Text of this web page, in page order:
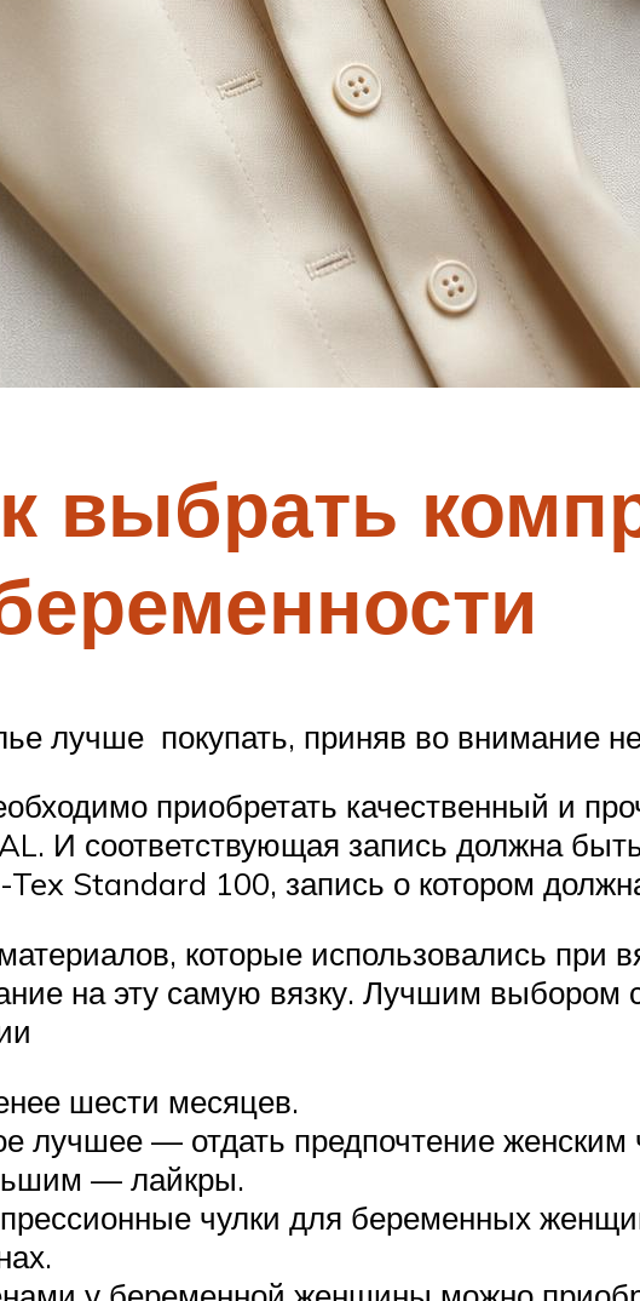
выбрать
лучше покупать, приняв во внимание
приобретать качественный и
И соответствующая запись должна
Standard 100, запись о котором
которые использовались при
на эту самую вязку. Лучшим выбором
шести месяцев.
лучшее — отдать предпочтение
— лайкры.
чулки для беременных